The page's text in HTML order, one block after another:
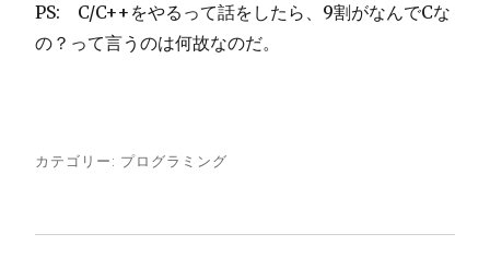
PS: C/C++をやるって話をしたら、9割がなんでCな
の？って言うのは何故なのだ。
カテゴリー: プログラミング